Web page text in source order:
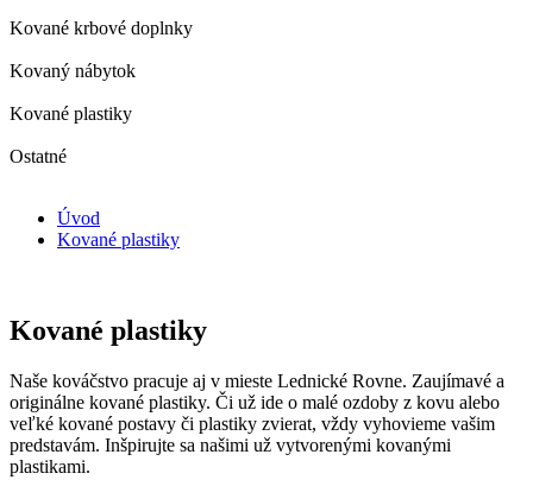
Kované krbové doplnky
Kovaný nábytok
Kované plastiky
Ostatné
Úvod
Kované plastiky
Kované plastiky
Naše kováčstvo pracuje aj v mieste Lednické Rovne. Zaujímavé a
originálne kované plastiky. Či už ide o malé ozdoby z kovu alebo
veľké kované postavy či plastiky zvierat, vždy vyhovieme vašim
predstavám. Inšpirujte sa našimi už vytvorenými kovanými
plastikami.